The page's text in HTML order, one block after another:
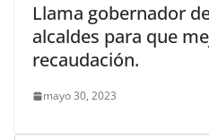
Llama gobernador
alcaldes para que
recaudación.
mayo 30, 2023